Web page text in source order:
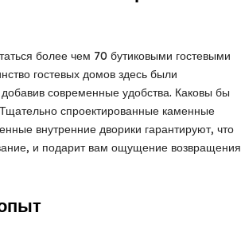
более чем 70 бутиковыми гостевыми
гостевых домов здесь были
современные удобства. Каковы бы
спроектированные каменные
внутренние дворики гарантируют, что
и подарит вам ощущение возвращения